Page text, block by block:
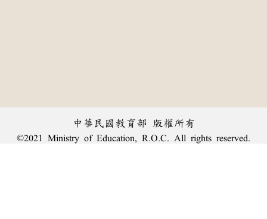
中華民國教育部 版權所有
©2021 Ministry of Education, R.O.C. All rights reserved.